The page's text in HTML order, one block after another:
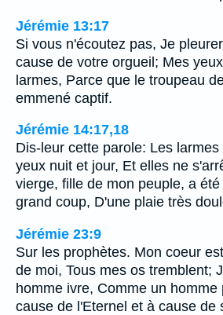
Jérémie 13:17
Si vous n'écoutez pas, Je
cause de votre orgueil; Mes
larmes, Parce que le troupeau
emmené captif.
Jérémie 14:17,18
Dis-leur cette parole: Les
yeux nuit et jour, Et elles ne
vierge, fille de mon peuple, a
grand coup, D'une plaie très
Jérémie 23:9
Sur les prophètes. Mon coeur
de moi, Tous mes os tremblent;
homme ivre, Comme un homme
cause de l'Eternel et à cause de